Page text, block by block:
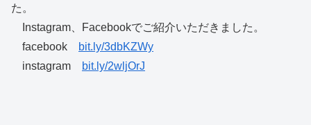
た。
Instagram、Facebookでご紹介いただきました。
facebook
bit.ly/3dbKZWy
instagram
bit.ly/2wljOrJ